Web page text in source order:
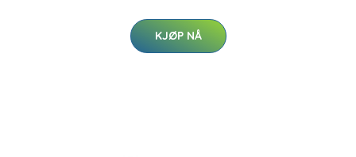
KJØP NÅ